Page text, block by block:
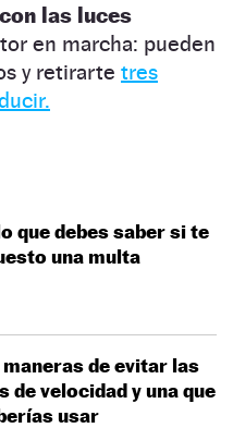
las luces
en marcha: pueden
y retirarte tres
que debes saber si te
una multa
de evitar las
de velocidad y una que
usar